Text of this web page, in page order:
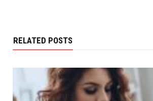
RELATED POSTS